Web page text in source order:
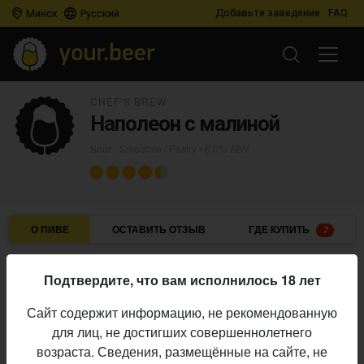
Минск Русский Добавьте заведение FAQ
Наполеон с малиной
О ПИВЕ ОСТАВИТЬ ОТЗЫВ ГДЕ КУПИТЬ 7
Пивоварня:
Chef’s Brew
Алкоголь:
6,0%
Начало
выпуска:
19.06.2026
Подтвердите, что вам исполнилось 18 лет
Сайт содержит информацию, не рекомендованную
для лиц, не достигших совершеннолетнего
возраста. Сведения, размещённые на сайте, не